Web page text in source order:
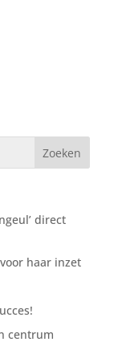
direct
haar inzet
centrum